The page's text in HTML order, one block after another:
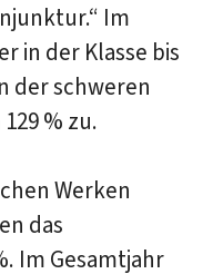
Im
in der Klasse bis
der schweren
% zu.
Werken
das
Im Gesamtjahr